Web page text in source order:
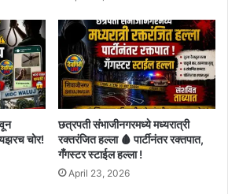
चोर!
छत्रपती संभाजीनगरमध्ये मध्यरात्री
रक्तरंजित हल्ला 🩸 पार्टीनंतर रक्तपात,
गँगस्टर स्टाईल हल्ला !
April 23, 2026